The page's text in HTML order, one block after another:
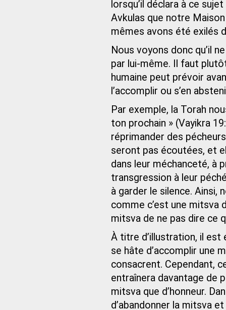
lorsqu’il déclara à ce
Avkulas que notre
mêmes avons été exilés
Nous voyons donc qu’il
par lui-même. Il faut
humaine peut prévoir
l’accomplir ou s’en
Par exemple, la Torah
ton prochain » (Vayikra
réprimander des
seront pas écoutées, et
dans leur méchanceté, à
transgression à leur
à garder le silence. Ainsi,
comme c’est une mitsva
mitsva de ne pas dire ce
À titre d’illustration, il
se hâte d’accomplir une
consacrent. Cependant,
entraînera davantage de
mitsva que d’honneur.
d’abandonner la mitsva